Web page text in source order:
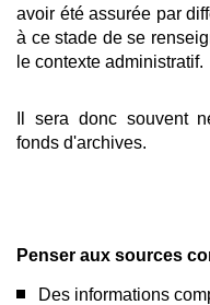
avoir été assurée par
à ce stade de se
le contexte administratif.
Il sera donc souvent
fonds d'archives.
Penser aux sources
Des informations